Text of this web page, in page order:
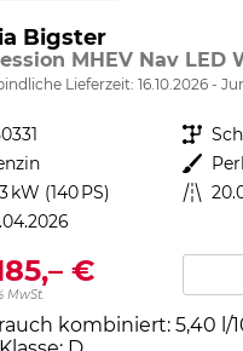
Bigster
MHEV Nav LED
Lieferzeit: 16.10.2026
Getriebe
Außenfarbe
kW (140 PS) Kilometerstand
€
MwSt.
kombiniert: 5,40 l/